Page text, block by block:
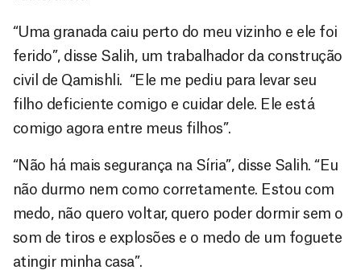
“Uma granada caiu perto do meu vizinho e ele foi
ferido”, disse Salih, um trabalhador da construção
civil de Qamishli. “Ele me pediu para levar seu
filho deficiente comigo e cuidar dele. Ele está
comigo agora entre meus filhos”.
“Não há mais segurança na Síria”, disse Salih. “Eu
não durmo nem como corretamente. Estou com
medo, não quero voltar, quero poder dormir sem o
som de tiros e explosões e o medo de um foguete
atingir minha casa”.